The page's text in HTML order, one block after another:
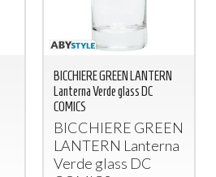
BICCHIERE GREEN LANTERN
Lanterna Verde glass DC
COMICS
BICCHIERE GREEN
LANTERN Lanterna
Verde glass DC